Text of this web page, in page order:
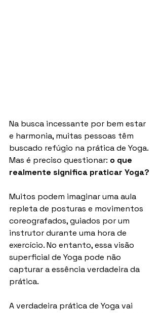
Na busca incessante por bem estar
e harmonia, muitas pessoas têm
buscado refúgio na prática de Yoga.
Mas é preciso questionar: o que
realmente significa praticar Yoga?
Muitos podem imaginar uma aula
repleta de posturas e movimentos
coreografados, guiados por um
instrutor durante uma hora de
exercício. No entanto, essa visão
superficial de Yoga pode não
capturar a essência verdadeira da
prática.
A verdadeira prática de Yoga vai